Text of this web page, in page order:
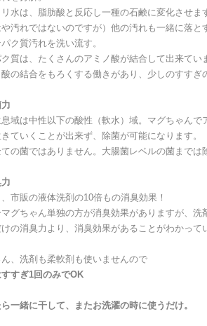
水は、脂肪酸と反応し一種の石鹸に変化させま
や汚れではないのですが）他の汚れも一緒に落と
パク質汚れを洗い流す。
ク質は、たくさんのアミノ酸が結合して出来てい
の結合をもろくする働きがあり、少しのすす
域は中性以下の酸性（軟水）域。マグちゃんで
ていくことが出来ず、除菌が可能になります。
ての菌ではありません。大腸菌レベルの菌までは
市販の液体洗剤の10倍もの消臭効果！
グちゃん単独の方が消臭効果がありますが、洗
の消臭力より、消臭効果があることがわかって
ん、洗剤も柔軟剤も使いませんので
すぎ1回のみでOK
一緒に干して、またお洗濯の時に使うだけ。